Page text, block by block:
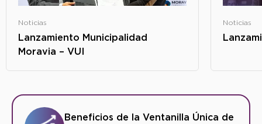
Noticias
Lanzamiento Municipalidad
Moravia – VUI
Noticias
Beneficios de la Ventanilla Única de